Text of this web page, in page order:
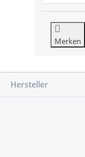
Merken
Hersteller